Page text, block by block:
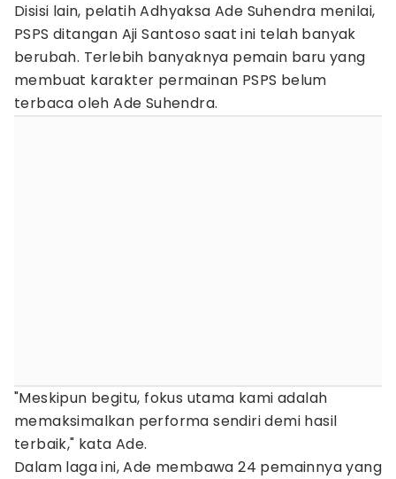
Disisi lain, pelatih Adhyaksa Ade Suhendra menilai,
PSPS ditangan Aji Santoso saat ini telah banyak
berubah. Terlebih banyaknya pemain baru yang
membuat karakter permainan PSPS belum
terbaca oleh Ade Suhendra.
"Meskipun begitu, fokus utama kami adalah
memaksimalkan performa sendiri demi hasil
terbaik," kata Ade.
Dalam laga ini, Ade membawa 24 pemainnya yang